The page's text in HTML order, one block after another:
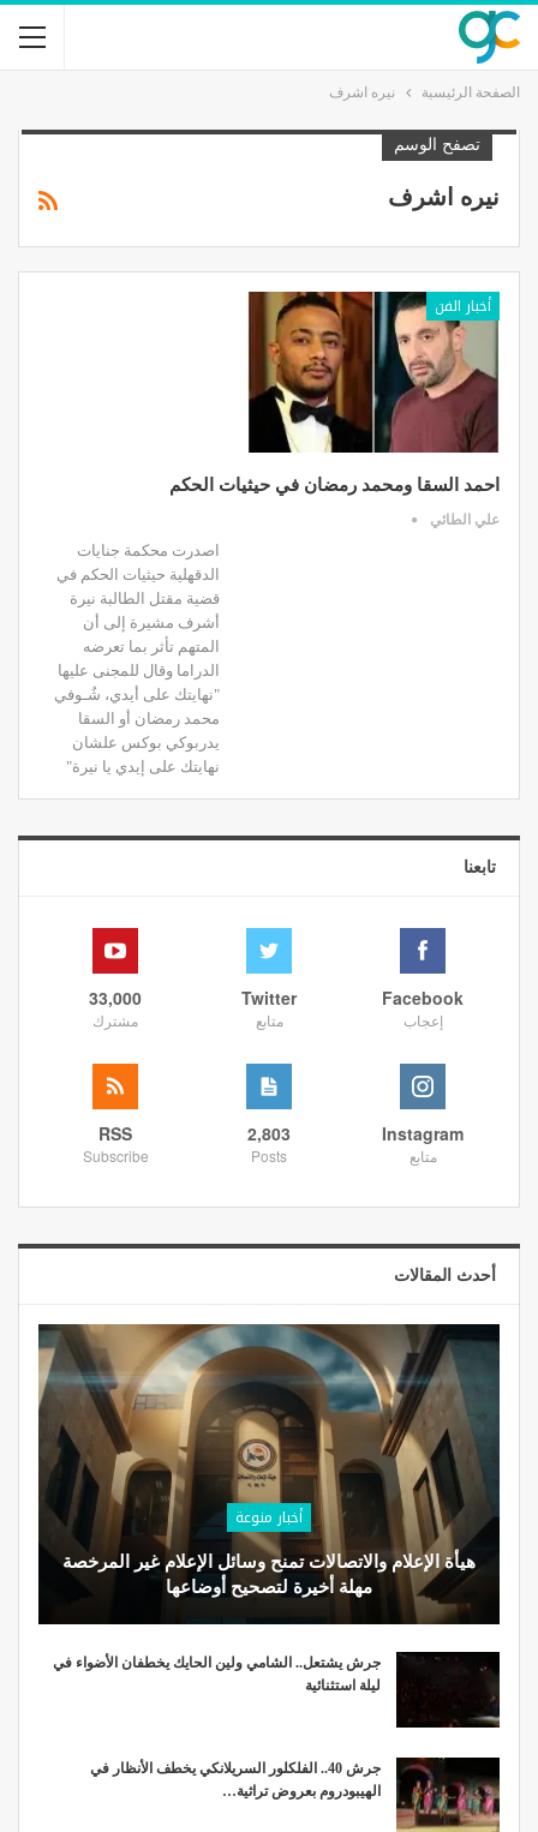
الصفحة الرئيسية نيره اشرف
تصفح الوسم
نيره اشرف
أخبار الفن
احمد السقا ومحمد رمضان في حيثيات الحكم
علي الطائي
اصدرت محكمة جنايات
الدقهلية حيثيات الحكم في
قضية مقتل الطالبة نيرة
أشرف مشيرة إلى أن
المتهم تأثر بما تعرضه
الدراما وقال للمجنى عليها
"نهايتك على أيدي، شُـوفي
محمد رمضان أو السقا
يدربوكي بوكس علشان
نهايتك على إيدي يا نيرة"
تابعنا
Facebook
إعجاب
Twitter
متابع
33,000
مشترك
Instagram
متابع
2,803
Posts
RSS
Subscribe
أحدث المقالات
أخبار منوعة
هيأة الإعلام والاتصالات تمنح وسائل الإعلام غير المرخصة
مهلة أخيرة لتصحيح أوضاعها
جرش يشتعل.. الشامي ولين الحايك يخطفان الأضواء في
ليلة استثنائية
جرش 40.. الفلكلور السريلانكي يخطف الأنظار في
الهيبودروم بعروض تراثية…